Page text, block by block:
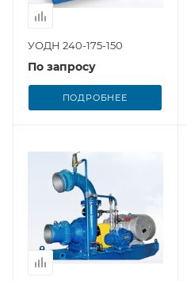
УОДН 240-175-150
По запросу
ПОДРОБНЕЕ